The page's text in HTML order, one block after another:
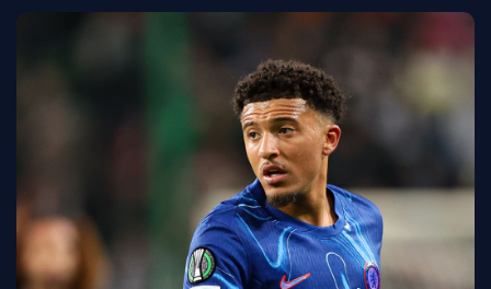
FC BARCELONE
MANCHESTER UNITED
CHELSEA